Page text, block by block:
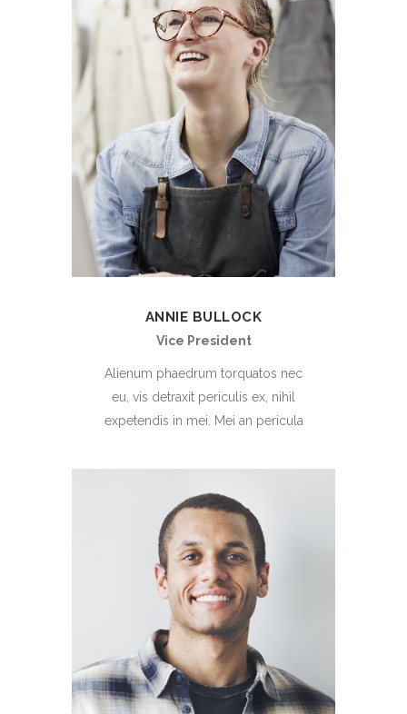
ANNIE BULLOCK
Vice President
Alienum phaedrum torquatos nec
eu, vis detraxit periculis ex, nihil
expetendis in mei. Mei an pericula